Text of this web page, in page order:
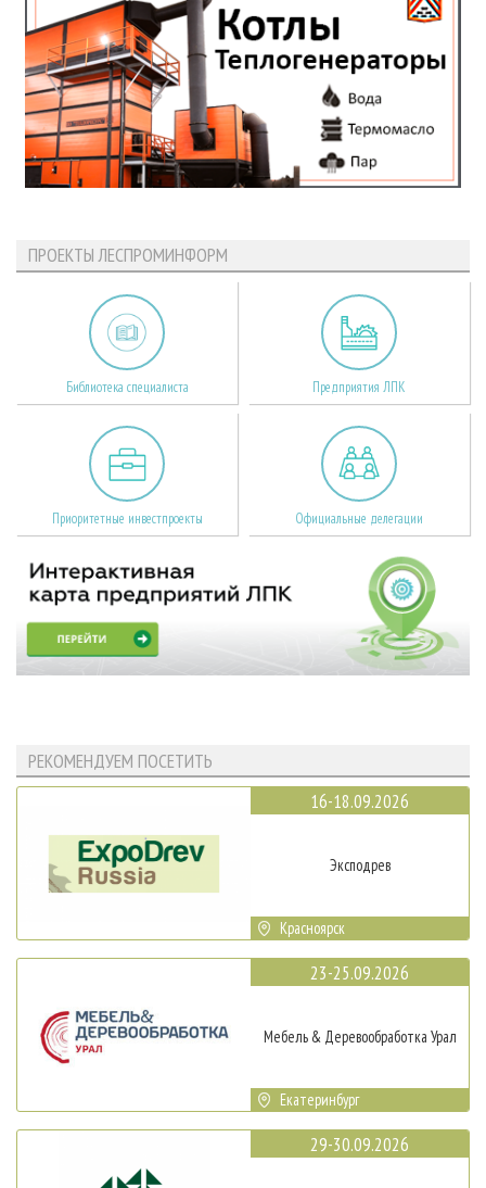
ПРОЕКТЫ ЛЕСПРОМИНФОРМ
Библиотека специалиста Предприятия ЛПК
Приоритетные инвестпроекты Официальные делегации
РЕКОМЕНДУЕМ ПОСЕТИТЬ
16-18.09.2026
Эксподрев
Красноярск
23-25.09.2026
Мебель & Деревообработка Урал
Екатеринбург
29-30.09.2026